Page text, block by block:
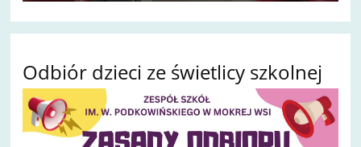
Odbiór dzieci ze świetlicy szkolnej